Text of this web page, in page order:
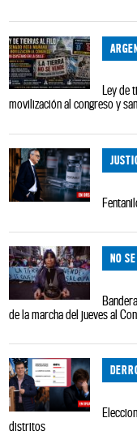
Ley de
movilización al congreso y
NO
de la marcha del jueves al
distritos